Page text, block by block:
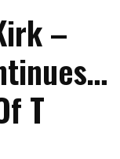
–
T